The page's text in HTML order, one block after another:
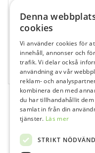
618260
Top Dent Adapter Bio
100 st
Denna
cookies
Vi använder cookies för
innehåll, annonser och
trafik. Vi delar också
användning av vår
reklam- och
kombinera den med
du har tillhandahållit
samlat in från din
tjänster. Läs mer
STRIKT